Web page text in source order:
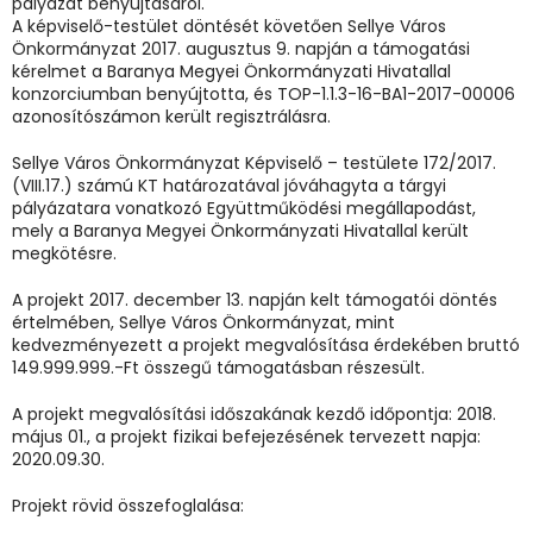
A képviselő-testület döntését követően Sellye Város
Önkormányzat 2017. augusztus 9. napján a támogatási
kérelmet a Baranya Megyei Önkormányzati Hivatallal
konzorciumban benyújtotta, és TOP-1.1.3-16-BA1-2017-00006
azonosítószámon került regisztrálásra.
Sellye Város Önkormányzat Képviselő – testülete 172/2017.
(VIII.17.) számú KT határozatával jóváhagyta a tárgyi
pályázatara vonatkozó Együttműködési megállapodást,
mely a Baranya Megyei Önkormányzati Hivatallal került
megkötésre.
A projekt 2017. december 13. napján kelt támogatói döntés
értelmében, Sellye Város Önkormányzat, mint
kedvezményezett a projekt megvalósítása érdekében bruttó
149.999.999.-Ft összegű támogatásban részesült.
A projekt megvalósítási időszakának kezdő időpontja: 2018.
május 01., a projekt fizikai befejezésének tervezett napja:
2020.09.30.
Projekt rövid összefoglalása: